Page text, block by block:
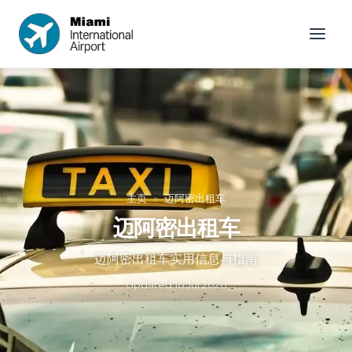
主页 » 迈阿密出租车
迈阿密出租车
迈阿密出租车实用信息与指南
Updated16 Jul 2026